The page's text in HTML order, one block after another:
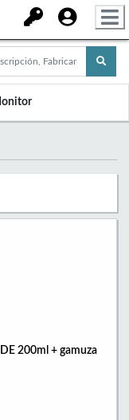
200ml + gamuza